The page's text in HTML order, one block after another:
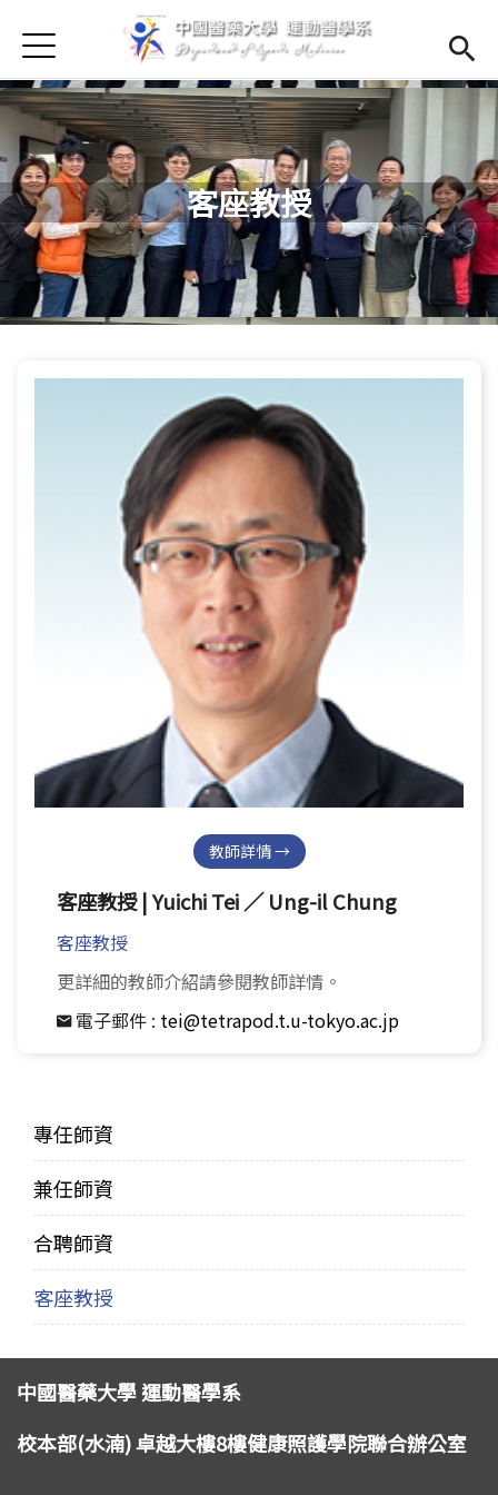
首頁
首頁
Open
最新消息
Open submenu (學系簡介)
學系簡介
Open submenu (師資陣容)
師資陣容
Open submenu (課程資訊)
課程資訊
Open submenu (學生專區)
(link is external)
Open submenu (系友專區)
Jump to Navigation
Jump to Main content
客座教授
教師詳情 →
客座教授 | Yuichi Tei ／ Ung-il Chung
客座教授
更詳細的教師介紹請參閱教師詳情。
電子郵件 : tei@tetrapod.t.u-tokyo.ac.jp
專任師資
兼任師資
合聘師資
客座教授
中國醫藥大學 運動醫學系
校本部(水湳) 卓越大樓8樓健康照護學院聯合辦公室